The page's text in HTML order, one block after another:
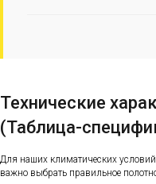
Технические
(Таблица-
Для наших климатических
важно выбрать правильное